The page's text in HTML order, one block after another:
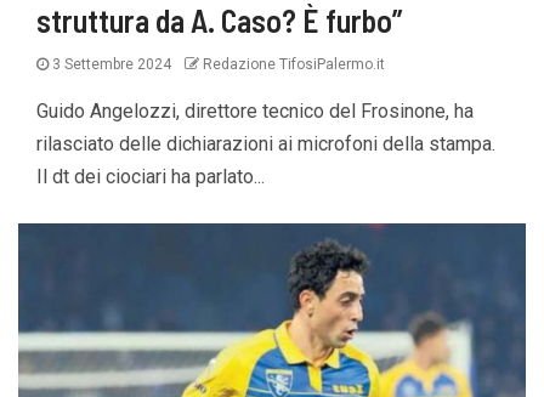
struttura da A. Caso? È furbo”
3 Settembre 2024 Redazione TifosiPalermo.it
Guido Angelozzi, direttore tecnico del Frosinone, ha
rilasciato delle dichiarazioni ai microfoni della stampa.
Il dt dei ciociari ha parlato...